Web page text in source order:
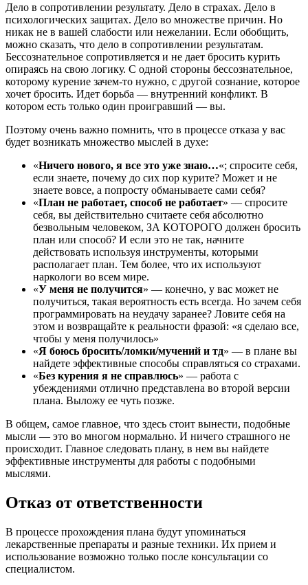
Дело в сопротивлении результату. Дело в страхах. Дело в
психологических защитах. Дело во множестве причин. Но
никак не в вашей слабости или нежелании. Если обобщить,
можно сказать, что дело в сопротивлении результатам.
Бессознательное сопротивляется и не дает бросить курить
опираясь на свою логику. С одной стороны бессознательное,
которому курение зачем-то нужно, с другой сознание, которое
хочет бросить. Идет борьба — внутренний конфликт. В
котором есть только один проигравший — вы.
Поэтому очень важно помнить, что в процессе отказа у вас
будет возникать множество мыслей в духе:
«Ничего нового, я все это уже знаю…«; спросите себя,
если знаете, почему до сих пор курите? Может и не
знаете вовсе, а попросту обманываете сами себя?
«План не работает, способ не работает» — спросите
себя, вы действительно считаете себя абсолютно
безвольным человеком, ЗА КОТОРОГО должен бросить
план или способ? И если это не так, начните
действовать используя инструменты, которыми
располагает план. Тем более, что их используют
наркологи во всем мире.
«У меня не получится» — конечно, у вас может не
получиться, такая вероятность есть всегда. Но зачем себя
программировать на неудачу заранее? Ловите себя на
этом и возвращайте к реальности фразой: «я сделаю все,
чтобы у меня получилось»
«Я боюсь бросить/ломки/мучений и тд» — в плане вы
найдете эффективные способы справляться со страхами.
«Без курения я не справлюсь» — работа с
убеждениями отлично представлена во второй версии
плана. Выложу ее чуть позже.
В общем, самое главное, что здесь стоит вынести, подобные
мысли — это во многом нормально. И ничего страшного не
происходит. Главное следовать плану, в нем вы найдете
эффективные инструменты для работы с подобными
мыслями.
Отказ от ответственности
В процессе прохождения плана будут упоминаться
лекарственные препараты и разные техники. Их прием и
использование возможно только после консультации со
специалистом.